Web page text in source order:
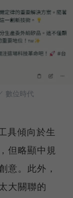
數位時代
具傾向於生
但略顯中規
意。此外，
大關聯的